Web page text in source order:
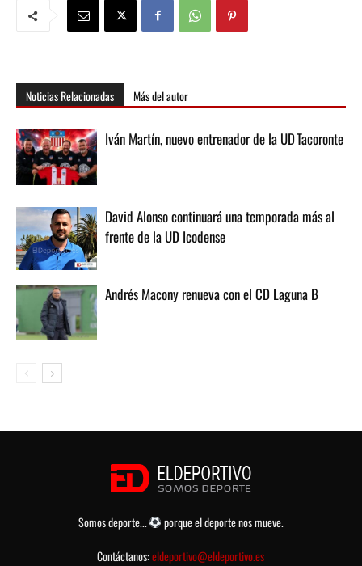
Noticias Relacionadas Más del autor
Iván Martín, nuevo entrenador de la UD Tacoronte
David Alonso continuará una temporada más al
frente de la UD Icodense
Andrés Macony renueva con el CD Laguna B
Somos deporte...
porque el deporte nos mueve.
Contáctanos:eldeportivo@eldeportivo.es